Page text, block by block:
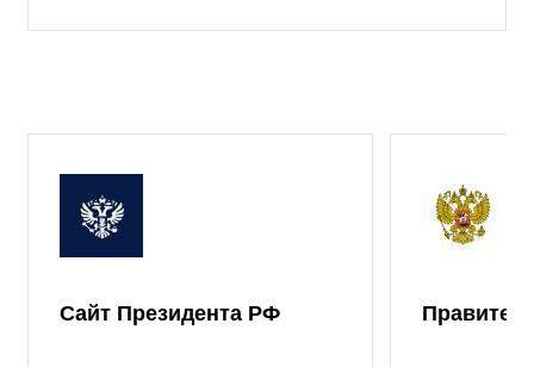
Сайт Президента РФ